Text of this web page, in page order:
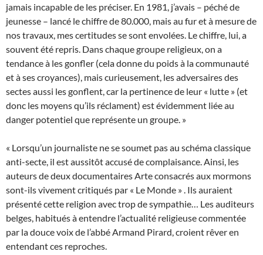
jamais incapable de les préciser. En 1981, j’avais – péché de
jeunesse – lancé le chiffre de 80.000, mais au fur et à mesure de
nos travaux, mes certitudes se sont envolées. Le chiffre, lui, a
souvent été repris. Dans chaque groupe religieux, on a
tendance à les gonfler (cela donne du poids à la communauté
et à ses croyances), mais curieusement, les adversaires des
sectes aussi les gonflent, car la pertinence de leur « lutte » (et
donc les moyens qu’ils réclament) est évidemment liée au
danger potentiel que représente un groupe. »
« Lorsqu’un journaliste ne se soumet pas au schéma classique
anti-secte, il est aussitôt accusé de complaisance. Ainsi, les
auteurs de deux documentaires Arte consacrés aux mormons
sont-ils vivement critiqués par « Le Monde » . Ils auraient
présenté cette religion avec trop de sympathie… Les auditeurs
belges, habitués à entendre l’actualité religieuse commentée
par la douce voix de l’abbé Armand Pirard, croient rêver en
entendant ces reproches.